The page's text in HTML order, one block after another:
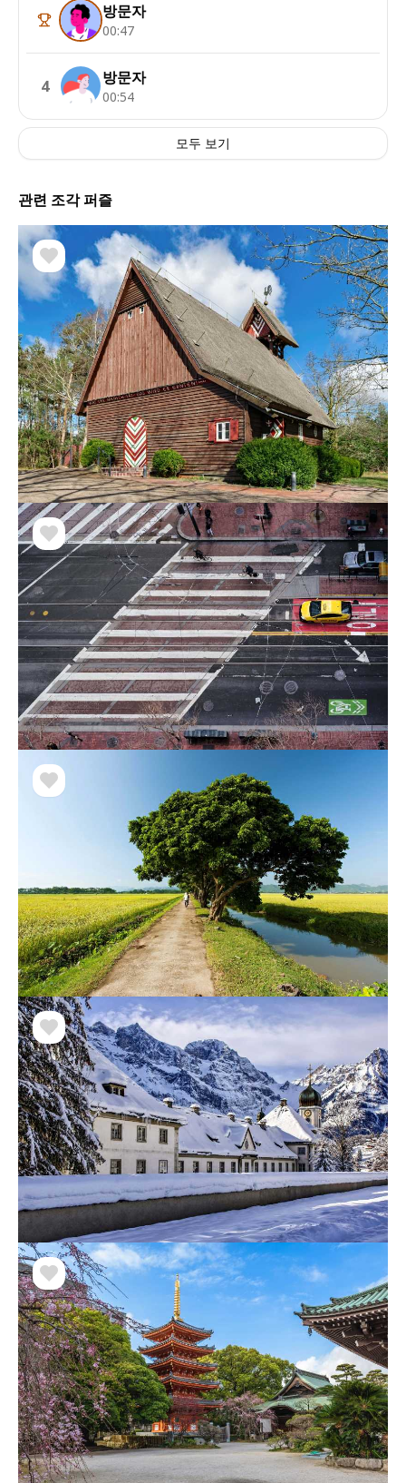
방문자
00:47
4 방문자
00:54
모두 보기
관련 조각 퍼즐